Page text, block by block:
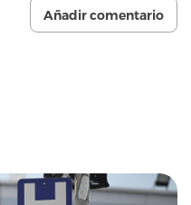
Añadir comentario